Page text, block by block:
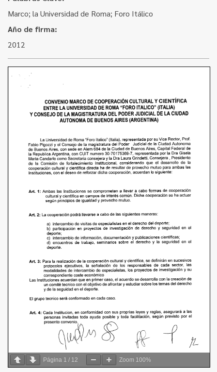
Convenios
Acceso a la información Pública
Tenés Derechos
Plan de Gobierno Abierto en la Justicia
Recursos y Acceso a la Justicia
Repositorio de Datos Abiertos
Programa Educación en Derechos Humanos
Transparencia
Contacto
Marco; la Universidad de Roma; Foro Itálico
Año de firma:
2012
Página 1 / 12 Zoom 100%